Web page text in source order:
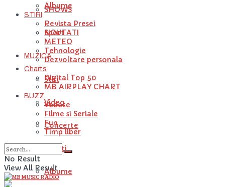
SHOWS
NOUTATI
MUZICA
Stiri
Video
Concerte
Artisti
Albume
Albume
STIRI
Revista Presei
Sport
METEO
Tehnologie
Dezvoltare personala
Charts
Digital Top 50
MB AIRPLAY CHART
BUZZ
Vedete
Filme si Seriale
Fun
Timp liber
No Result
View All Result